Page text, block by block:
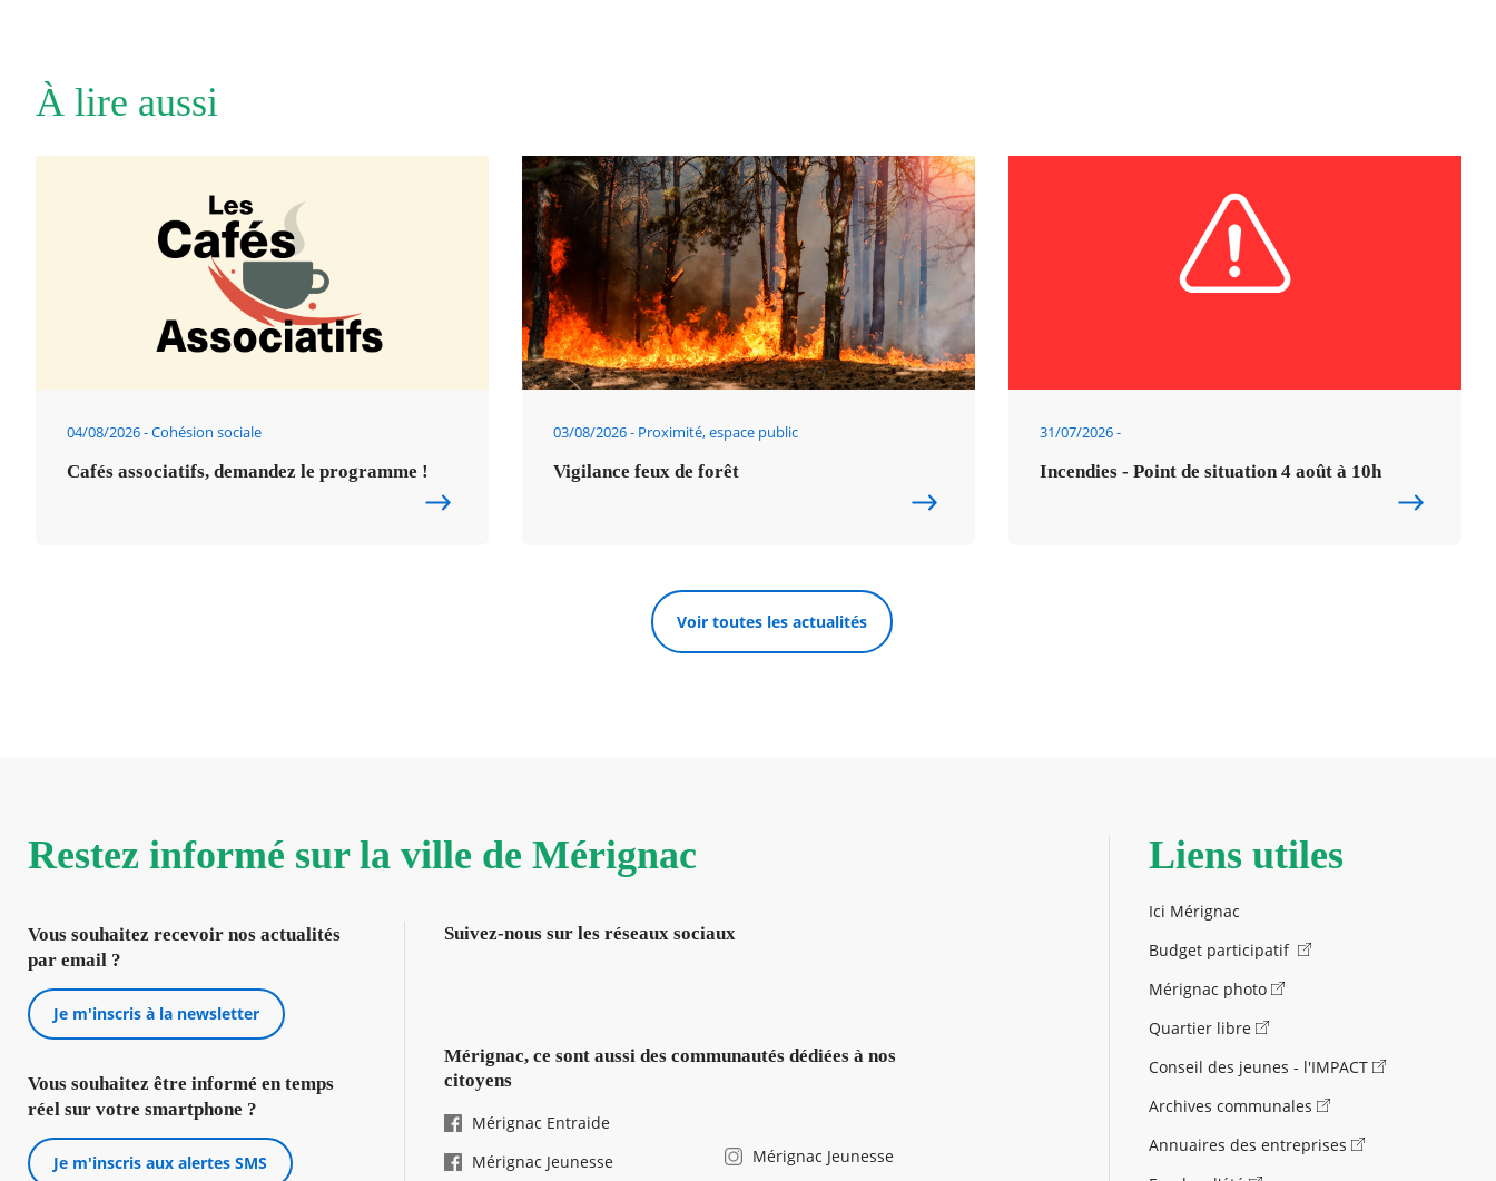
À lire aussi
04/08/2026 Cohésion sociale
Cafés associatifs, demandez le programme !
03/08/2026 Proximité, espace public
Vigilance feux de forêt
31/07/2026
Incendies - Point de situation 4 août à 10h
Voir toutes les actualités
Restez informé sur la ville de Mérignac
Vous souhaitez recevoir nos actualités
par email ?
Je m'inscris à la newsletter
Vous souhaitez être informé en temps
réel sur votre smartphone ?
Je m'inscris aux alertes SMS
Suivez-nous sur les réseaux sociaux
Mérignac, ce sont aussi des communautés dédiées à nos
citoyens
Mérignac Entraide
Mérignac Jeunesse
Mérignac Jeunesse
Liens utiles
Ici Mérignac
Budget participatif
Mérignac photo
Quartier libre
Conseil des jeunes - l'IMPACT
Archives communales
Annuaires des entreprises